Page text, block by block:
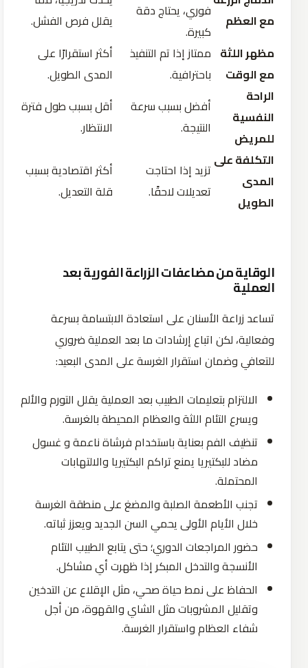
مع العظم
فوري، يحتاج دقة
كبيرة.
يقلل فرص الفشل.
مظهر اللثة
مع الوقت
ممتاز إذا تم التنفيذ
باحترافية.
أكثر استقرارًا على
المدى الطويل.
الراحة
النفسية
للمريض
أفضل بسبب سرعة
النتيجة.
أقل بسبب طول فترة
الانتظار.
التكلفة على
المدى
الطويل
تزيد إذا احتاجت
تعديلات لاحقًا.
أكثر اقتصادية بسبب
قلة التعديل.
الوقاية من مضاعفات الزراعة الفورية بعد
العملية
تساعد زراعة الأسنان على استعادة الابتسامة بسرعة
وفعالية، لكن اتباع إرشادات ما بعد العملية ضروري
للتعافي وضمان استقرار الغرسة على المدى البعيد:
الالتزام بتعليمات الطبيب بعد العملية يقلل التورم والألم
ويسرع التئام اللثة والعظام المحيطة بالغرسة.
تنظيف الفم بعناية باستخدام فرشاة ناعمة و غسول
مضاد للبكتيريا يمنع تراكم البكتيريا والالتهابات
المحتملة.
تجنب الأطعمة الصلبة والمضغ على منطقة الغرسة
خلال الأيام الأولى يحمي السن الجديد ويعزز ثباته.
حضور المراجعات الدوري؛ حتى يتابع الطبيب التئام
الأنسجة والتدخل المبكر إذا ظهرت أي مشاكل.
الحفاظ على نمط حياة صحي، مثل الإقلاع عن التدخين
وتقليل المشروبات مثل الشاي والقهوة، من أجل
شفاء العظام واستقرار الغرسة.